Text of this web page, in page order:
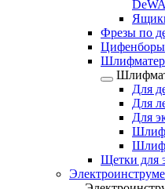
Фрезы по
Цифенборы
Для
Для
Для
Щетки для